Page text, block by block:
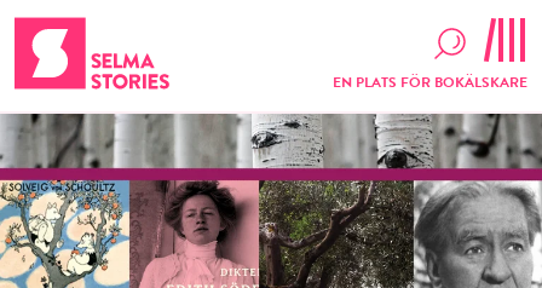
EN PLATS FÖR BOKÄLSKARE